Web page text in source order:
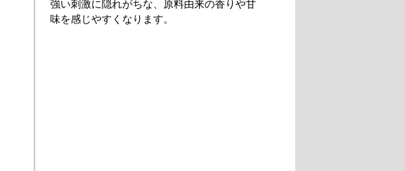
強い刺激に隠れがちな、原料由来の香りや甘
味を感じやすくなります。